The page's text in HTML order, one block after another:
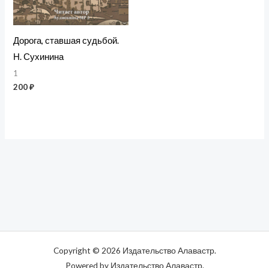
Дорога, ставшая судьбой.
Н. Сухинина
1
200₽
Copyright © 2026 Издательство Алавастр.
Powered by Издательство Алавастр.